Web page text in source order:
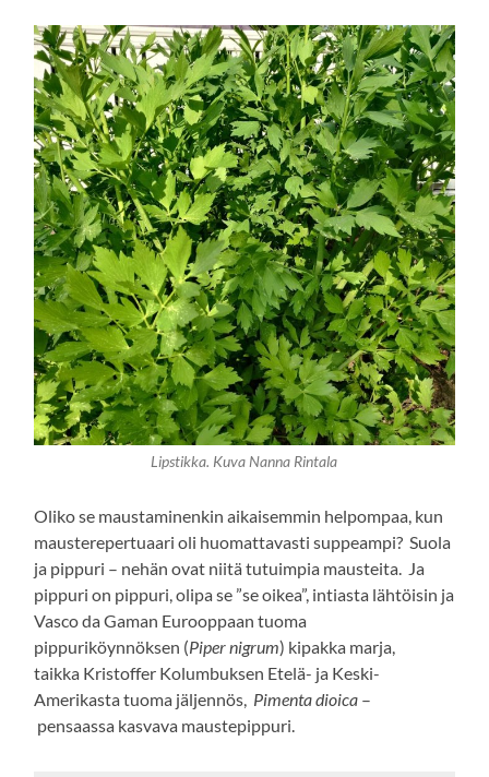
Lipstikka. Kuva Nanna Rintala
Oliko se maustaminenkin aikaisemmin helpompaa, kun
mausterepertuaari oli huomattavasti suppeampi? Suola
ja pippuri – nehän ovat niitä tutuimpia mausteita. Ja
pippuri on pippuri, olipa se ”se oikea”, intiasta lähtöisin ja
Vasco da Gaman Eurooppaan tuoma
pippuriköynnöksen (Piper nigrum) kipakka marja,
taikka Kristoffer Kolumbuksen Etelä- ja Keski-
Amerikasta tuoma jäljennös, Pimentadioica –
pensaassa kasvava maustepippuri.